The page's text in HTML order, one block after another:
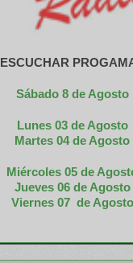
ESCUCHAR
Sábado 8 de Agosto
Lunes 03 de Agosto
Martes 04 de Agosto
Miércoles 05 de
Jueves 06 de Agosto
Viernes 07 de Agosto